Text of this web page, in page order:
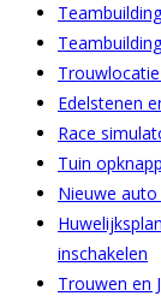
Edelstenen
Race
Tuin
Nieuwe
inschakelen
Trouwen en